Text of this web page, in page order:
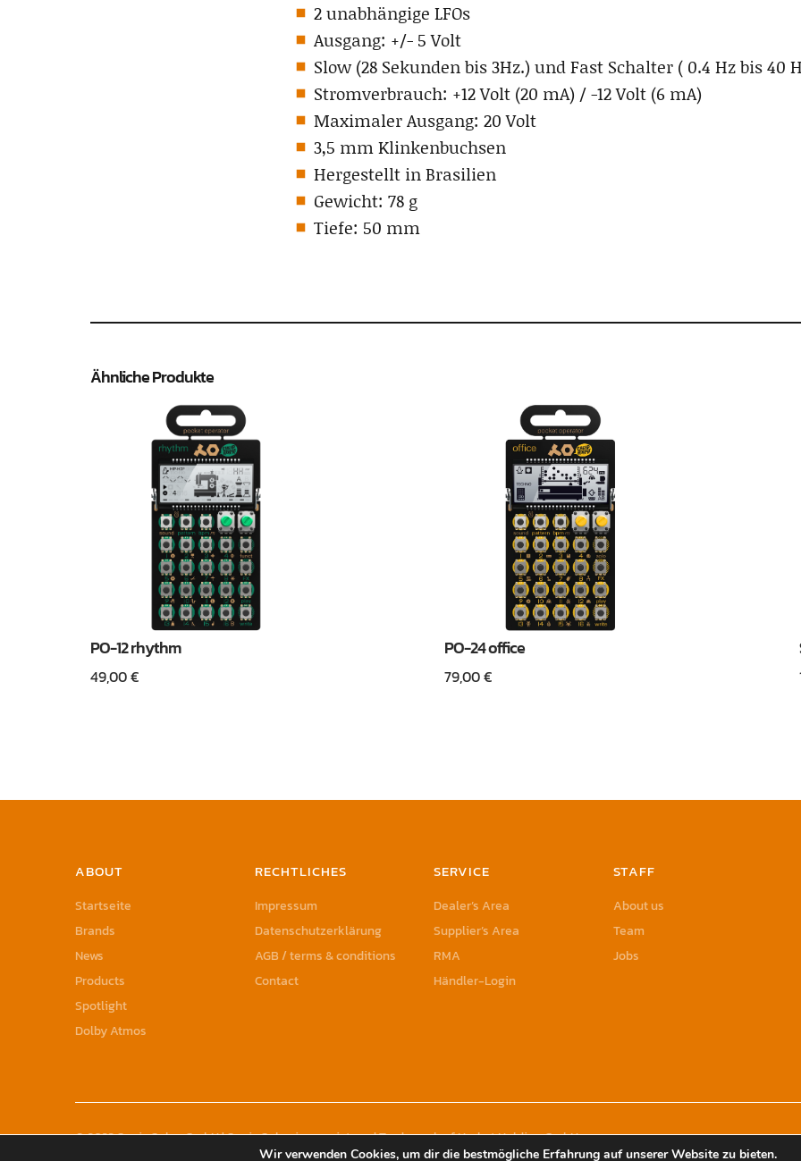
2 unabhängige LFOs
Ausgang: +/- 5 Volt
Slow (28 Sekunden bis 3Hz.) und Fast Schalter ( 0.4 Hz bis 40
Stromverbrauch: +12 Volt (20 mA) / -12 Volt (6 mA)
Maximaler Ausgang: 20 Volt
3,5 mm Klinkenbuchsen
Hergestellt in Brasilien
Gewicht: 78 g
Tiefe: 50 mm
Ähnliche Produkte
PO-12 rhythm
49,00€
PO-24 office
79,00€
ABOUT
Startseite
Brands
News
Products
Spotlight
Dolby Atmos
RECHTLICHES
Impressum
Datenschutzerklärung
AGB / terms & conditions
Contact
SERVICE
Dealer’s Area
Supplier’s Area
RMA
Händler-Login
STAFF
About us
Team
Jobs
© 2023 Sonic Sales GmbH | Sonic Sales is a registered Trademark of Herbst Holding GmbH
Wir verwenden Cookies, um dir die bestmögliche Erfahrung auf unserer Website zu bieten.